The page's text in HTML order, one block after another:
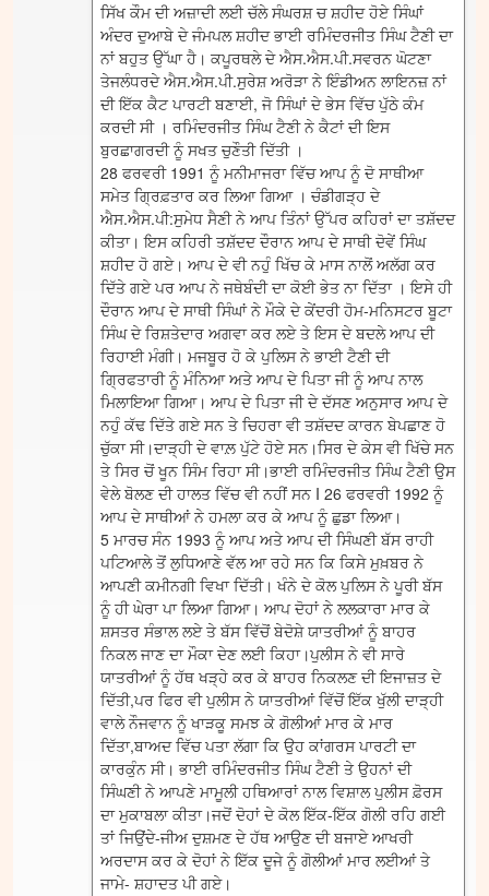
ਸਿੱਖ ਕੌਮ ਦੀ ਅਜ਼ਾਦੀ ਲਈ ਚੱਲੇ ਸੰਘਰਸ਼ ਚ ਸ਼ਹੀਦ ਹੋਏ ਸਿੰਘਾਂ
ਅੰਦਰ ਦੁਆਬੇ ਦੇ ਜੰਮਪਲ ਸ਼ਹੀਦ ਭਾਈ ਰਮਿੰਦਰਜੀਤ ਸਿੰਘ ਟੈਣੀ ਦਾ
ਨਾਂ ਬਹੁਤ ਉੱਘਾ ਹੈ। ਕਪੂਰਥਲੇ ਦੇ ਐਸ.ਐਸ.ਪੀ.ਸਵਰਨ ਘੋਟਣਾ
ਤੇਜਲੰਧਰਦੇ ਐਸ.ਐਸ.ਪੀ.ਸੁਰੇਸ਼ ਅਰੋੜਾ ਨੇ ਇੰਡੀਅਨ ਲਾਇਨਜ਼ ਨਾਂ
ਦੀ ਇੱਕ ਕੈਟ ਪਾਰਟੀ ਬਣਾਈ, ਜੋ ਸਿੰਘਾਂ ਦੇ ਭੇਸ ਵਿੱਚ ਪੁੱਠੇ ਕੰਮ
ਕਰਦੀ ਸੀ । ਰਮਿੰਦਰਜੀਤ ਸਿੰਘ ਟੈਣੀ ਨੇ ਕੈਟਾਂ ਦੀ ਇਸ
ਬੁਰਛਾਗਰਦੀ ਨੂੰ ਸਖਤ ਚੁਣੌਤੀ ਦਿੱਤੀ ।
28 ਫਰਵਰੀ 1991 ਨੂੰ ਮਨੀਮਾਜਰਾ ਵਿੱਚ ਆਪ ਨੂੰ ਦੋ ਸਾਥੀਆ
ਸਮੇਤ ਗ੍ਰਿਫ਼ਤਾਰ ਕਰ ਲਿਆ ਗਿਆ । ਚੰਡੀਗੜ੍ਹ ਦੇ
ਐਸ.ਐਸ.ਪੀ:ਸੁਮੇਧ ਸੈਣੀ ਨੇ ਆਪ ਤਿੰਨਾਂ ਉੱਪਰ ਕਹਿਰਾਂ ਦਾ ਤਸ਼ੱਦਦ
ਕੀਤਾ। ਇਸ ਕਹਿਰੀ ਤਸ਼ੱਦਦ ਦੌਰਾਨ ਆਪ ਦੇ ਸਾਥੀ ਦੋਵੇਂ ਸਿੰਘ
ਸ਼ਹੀਦ ਹੋ ਗਏ। ਆਪ ਦੇ ਵੀ ਨਹੁੰ ਖਿੱਚ ਕੇ ਮਾਸ ਨਾਲੋਂ ਅਲੱਗ ਕਰ
ਦਿੱਤੇ ਗਏ ਪਰ ਆਪ ਨੇ ਜਥੇਬੰਦੀ ਦਾ ਕੋਈ ਭੇਤ ਨਾ ਦਿੱਤਾ । ਇਸੇ ਹੀ
ਦੌਰਾਨ ਆਪ ਦੇ ਸਾਥੀ ਸਿੰਘਾਂ ਨੇ ਮੌਕੇ ਦੇ ਕੇਂਦਰੀ ਹੋਮ-ਮਨਿਸਟਰ ਬੂਟਾ
ਸਿੰਘ ਦੇ ਰਿਸ਼ਤੇਦਾਰ ਅਗਵਾ ਕਰ ਲਏ ਤੇ ਇਸ ਦੇ ਬਦਲੇ ਆਪ ਦੀ
ਰਿਹਾਈ ਮੰਗੀ। ਮਜਬੂਰ ਹੋ ਕੇ ਪੁਲਿਸ ਨੇ ਭਾਈ ਟੈਣੀ ਦੀ
ਗ੍ਰਿਫਤਾਰੀ ਨੂੰ ਮੰਨਿਆ ਅਤੇ ਆਪ ਦੇ ਪਿਤਾ ਜੀ ਨੂੰ ਆਪ ਨਾਲ
ਮਿਲਾਇਆ ਗਿਆ। ਆਪ ਦੇ ਪਿਤਾ ਜੀ ਦੇ ਦੱਸਣ ਅਨੁਸਾਰ ਆਪ ਦੇ
ਨਹੁੰ ਕੱਢ ਦਿੱਤੇ ਗਏ ਸਨ ਤੇ ਚਿਹਰਾ ਵੀ ਤਸ਼ੱਦਦ ਕਾਰਨ ਬੇਪਛਾਣ ਹੋ
ਚੁੱਕਾ ਸੀ।ਦਾੜ੍ਹੀ ਦੇ ਵਾਲ਼ ਪੁੱਟੇ ਹੋਏ ਸਨ।ਸਿਰ ਦੇ ਕੇਸ ਵੀ ਖਿੱਚੇ ਸਨ
ਤੇ ਸਿਰ ਚੋਂ ਖੂਨ ਸਿੰਮ ਰਿਹਾ ਸੀ।ਭਾਈ ਰਮਿੰਦਰਜੀਤ ਸਿੰਘ ਟੈਣੀ ਉਸ
ਵੇਲੇ ਬੋਲਣ ਦੀ ਹਾਲਤ ਵਿੱਚ ਵੀ ਨਹੀਂ ਸਨ I 26 ਫਰਵਰੀ 1992 ਨੂੰ
ਆਪ ਦੇ ਸਾਥੀਆਂ ਨੇ ਹਮਲਾ ਕਰ ਕੇ ਆਪ ਨੂੰ ਛੁਡਾ ਲਿਆ।
5 ਮਾਰਚ ਸੰਨ 1993 ਨੂੰ ਆਪ ਅਤੇ ਆਪ ਦੀ ਸਿੰਘਣੀ ਬੱਸ ਰਾਹੀ
ਪਟਿਆਲੇ ਤੋਂ ਲੁਧਿਆਣੇ ਵੱਲ ਆ ਰਹੇ ਸਨ ਕਿ ਕਿਸੇ ਮੁਖ਼ਬਰ ਨੇ
ਆਪਣੀ ਕਮੀਨਗੀ ਵਿਖਾ ਦਿੱਤੀ। ਖੰਨੇ ਦੇ ਕੋਲ ਪੁਲਿਸ ਨੇ ਪੂਰੀ ਬੱਸ
ਨੂੰ ਹੀ ਘੇਰਾ ਪਾ ਲਿਆ ਗਿਆ। ਆਪ ਦੋਹਾਂ ਨੇ ਲਲਕਾਰਾ ਮਾਰ ਕੇ
ਸ਼ਸਤਰ ਸੰਭਾਲ ਲਏ ਤੇ ਬੱਸ ਵਿੱਚੋਂ ਬੇਦੋਸ਼ੇ ਯਾਤਰੀਆਂ ਨੂੰ ਬਾਹਰ
ਨਿਕਲ ਜਾਣ ਦਾ ਮੌਕਾ ਦੇਣ ਲਈ ਕਿਹਾ।ਪੁਲੀਸ ਨੇ ਵੀ ਸਾਰੇ
ਯਾਤਰੀਆਂ ਨੂੰ ਹੱਥ ਖੜ੍ਹੇ ਕਰ ਕੇ ਬਾਹਰ ਨਿਕਲਣ ਦੀ ਇਜਾਜ਼ਤ ਦੇ
ਦਿੱਤੀ,ਪਰ ਫਿਰ ਵੀ ਪੁਲੀਸ ਨੇ ਯਾਤਰੀਆਂ ਵਿੱਚੋਂ ਇੱਕ ਖੁੱਲੀ ਦਾੜ੍ਹੀ
ਵਾਲੇ ਨੌਜਵਾਨ ਨੂੰ ਖਾੜਕੂ ਸਮਝ ਕੇ ਗੋਲੀਆਂ ਮਾਰ ਕੇ ਮਾਰ
ਦਿੱਤਾ,ਬਾਅਦ ਵਿੱਚ ਪਤਾ ਲੱਗਾ ਕਿ ਉਹ ਕਾਂਗਰਸ ਪਾਰਟੀ ਦਾ
ਕਾਰਕੁੰਨ ਸੀ। ਭਾਈ ਰਮਿੰਦਰਜੀਤ ਸਿੰਘ ਟੈਣੀ ਤੇ ਉਹਨਾਂ ਦੀ
ਸਿੰਘਣੀ ਨੇ ਆਪਣੇ ਮਾਮੂਲੀ ਹਥਿਆਰਾਂ ਨਾਲ ਵਿਸ਼ਾਲ ਪੁਲੀਸ ਫ਼ੋਰਸ
ਦਾ ਮੁਕਾਬਲਾ ਕੀਤਾ।ਜਦੋਂ ਦੋਹਾਂ ਦੇ ਕੋਲ ਇੱਕ-ਇੱਕ ਗੋਲੀ ਰਹਿ ਗਈ
ਤਾਂ ਜਿਉਂਦੇ-ਜੀਅ ਦੁਸ਼ਮਣ ਦੇ ਹੱਥ ਆਉਣ ਦੀ ਬਜਾਏ ਆਖਰੀ
ਅਰਦਾਸ ਕਰ ਕੇ ਦੋਹਾਂ ਨੇ ਇੱਕ ਦੂਜੇ ਨੂੰ ਗੋਲੀਆਂ ਮਾਰ ਲਈਆਂ ਤੇ
ਜਾਮੇ- ਸ਼ਹਾਦਤ ਪੀ ਗਏ।